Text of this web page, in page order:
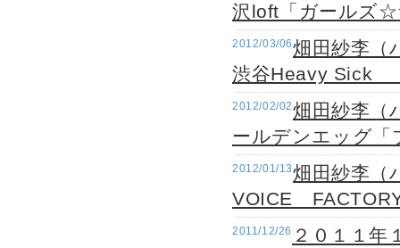
沢loft「ガールズ☆
2012/03/06畑田紗李（
渋谷Heavy Sick
2012/02/02畑田紗李（
ールデンエッグ
2012/01/13畑田紗李（
VOICE
2011/12/26 ２０１１年